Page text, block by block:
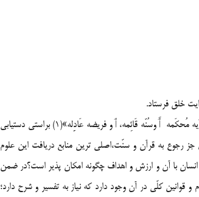
خلق فرستاد.
قال رسول الله (صلی الله علیه و آله و سلّم):«اَلعِلمُ ثَلَاثه وَمَاسِوَی ذَلِکَ فَهُو فَضلٌ،آیه مُحکَمه ٲَوسُنّه قَائِمه،ٲو فریضه عَادِِله»(1) براستی دستیابی
رجوع به قرآن و سنّت،اصلی ترین منابع دریافت این علوم
با آن و ارزش و اهداف چگونه امکان پذیر است؟در ضمن
قوانین کلّی در آن وجود دارد که نیاز به تفسیر و شرح دارد؛